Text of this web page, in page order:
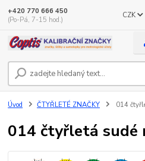
CZK
+420 770 666 450
(Po-Pá, 7-15 hod.)
Úvod ČTYŘLETÉ ZNAČKY 014
014 čtyřletá sudé